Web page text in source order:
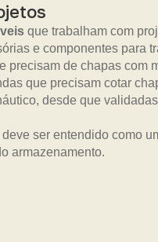
que trabalham com
e componentes para
precisam de chapas com
que precisam cotar
desde que
deve ser entendido como
armazenamento.